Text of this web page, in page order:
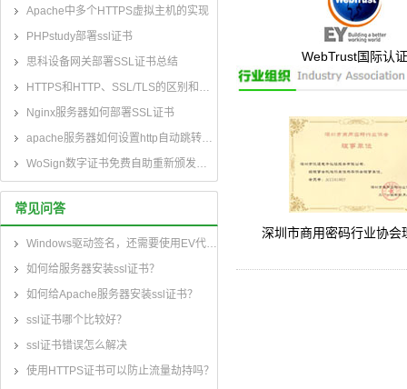
Apache中多个HTTPS虚拟主机的实现
PHPstudy部署ssl证书
思科设备网关部署SSL证书总结
HTTPS和HTTP、SSL/TLS的区别和联系
Nginx服务器如何部署SSL证书
apache服务器如何设置http自动跳转到https
WoSign数字证书免费自助重新颁发指南和自助续费指南
常见问答
Windows驱动签名，还需要使用EV代码签名证书吗？
如何给服务器安装ssl证书？
如何给Apache服务器安装ssl证书？
ssl证书哪个比较好？
ssl证书错误怎么解决
使用HTTPS证书可以防止流量劫持吗？
WebTrust国际认证
深圳市商用密码行业协会